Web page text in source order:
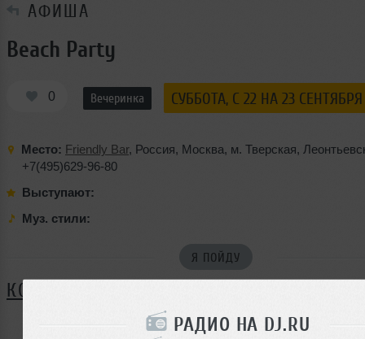
РАДИО НА DJ.RU
АФИША
Beach Party
0 Вечеринка СУББОТА, C 22 НА 23
Место: Friendly Bar, Россия, Москва, м. Тверская,
+7(495)629-96-80
Выступают:
Муз. стили:
Я ПОЙДУ
КОММЕНТАРИИ